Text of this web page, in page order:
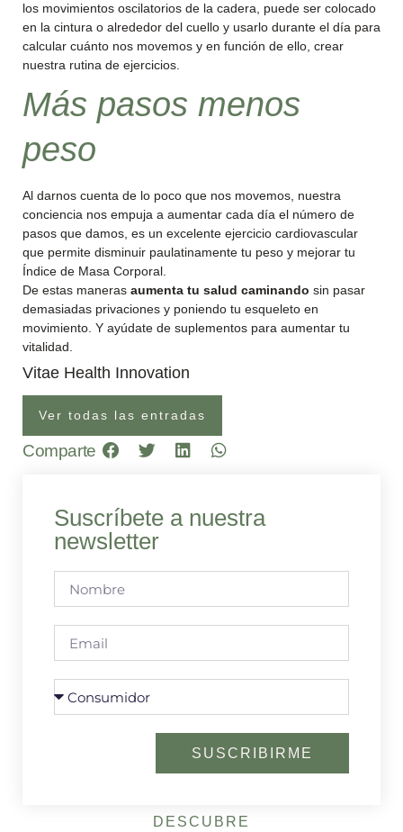
los movimientos oscilatorios de la cadera, puede ser colocado
en la cintura o alrededor del cuello y usarlo durante el día para
calcular cuánto nos movemos y en función de ello, crear
nuestra rutina de ejercicios.
Más pasos menos
peso
Al darnos cuenta de lo poco que nos movemos, nuestra
conciencia nos empuja a aumentar cada día el número de
pasos que damos, es un excelente ejercicio cardiovascular
que permite disminuir paulatinamente tu peso y mejorar tu
Índice de Masa Corporal.
De estas maneras aumenta tu salud caminando sin pasar
demasiadas privaciones y poniendo tu esqueleto en
movimiento. Y ayúdate de suplementos para aumentar tu
vitalidad.
Vitae Health Innovation
Ver todas las entradas
Comparte
Suscríbete a nuestra
newsletter
SUSCRIBIRME
DESCUBRE